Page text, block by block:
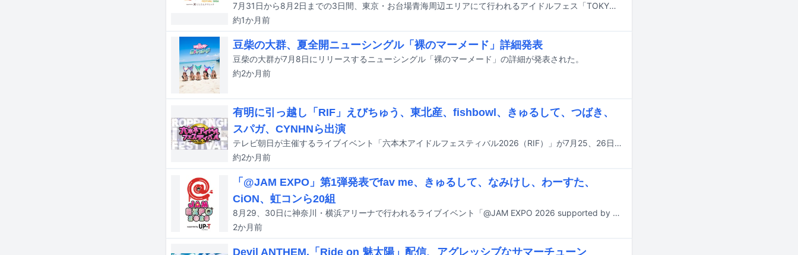
7月31日から8月2日までの3日間、東京・お台場青海周辺エリアにて行われるアイドルフェス「TOKYO IDOL FESTIVAL 2026 supported by にしたんクリニック」の出演アーティスト第19弾が発表された。
約1か月前
豆柴の大群、夏全開ニューシングル「裸のマーメード」詳細発表
豆柴の大群が7月8日にリリースするニューシングル「裸のマーメード」の詳細が発表された。
約2か月前
有明に引っ越し「RIF」えびちゅう、東北産、fishbowl、きゅるして、つばき、
スパガ、CYNHNら出演
テレビ朝日が主催するライブイベント「六本木アイドルフェスティバル2026（RIF）」が7月25、26日に東京・TOKYO DREAM PARKで開催される。
約2か月前
「@JAM EXPO」第1弾発表でfav me、きゅるして、なみけし、わーすた、
CiON、虹コンら20組
8月29、30日に神奈川・横浜アリーナで行われるライブイベント「@JAM EXPO 2026 supported by UP-T」の出演アーティスト第1弾が発表された。
2か月前
Devil ANTHEM.「Ride on 魅太陽」配信、アグレッシブなサマーチューン